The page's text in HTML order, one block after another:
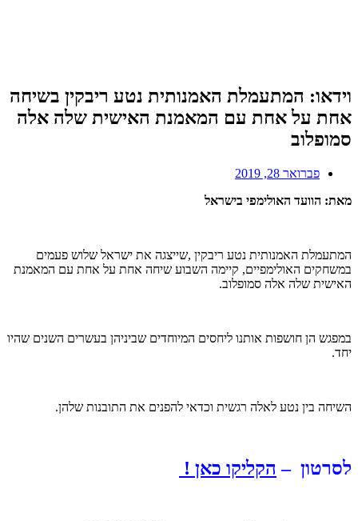
וידאו: המתעמלת האמנותית נטע ריבקין בשיחה
אחת על אחת עם המאמנת האישית שלה אלה
סמופלוב
פברואר 28, 2019
מאת: הוועד האולימפי בישראל
המתעמלת האמנותית נטע ריבקין ,שייצגה את ישראל שלוש פעמים
במשחקים האולימפיים, קיימה השבוע שיחה אחת על אחת עם המאמנת
האישית שלה אלה סמופלוב.
במפגש הן חושפות אותנו ליחסים המיוחדים שביניהן בעשרים השנים שהיו
יחד.
השיחה בין נטע לאלה רגשית וכדאי להפנים את התובנות שלהן.
לסרטון – הקליקו כאן !